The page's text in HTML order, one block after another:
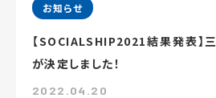
お知らせ
【SOCIALSHIP2021結果発表】
が決定しました！
2022.04.20